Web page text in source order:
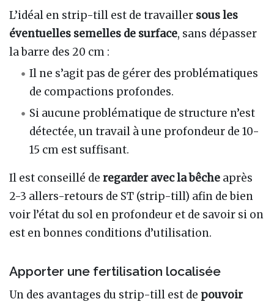
L’idéal en strip-till est de travailler sous les
éventuelles semelles de surface, sans dépasser
la barre des 20 cm :
Il ne s’agit pas de gérer des problématiques
de compactions profondes.
Si aucune problématique de structure n’est
détectée, un travail à une profondeur de 10-
15 cm est suffisant.
Il est conseillé de regarder avec la bêche après
2-3 allers-retours de ST (strip-till) afin de bien
voir l’état du sol en profondeur et de savoir si on
est en bonnes conditions d’utilisation.
Apporter une fertilisation localisée
Un des avantages du strip-till est de pouvoir